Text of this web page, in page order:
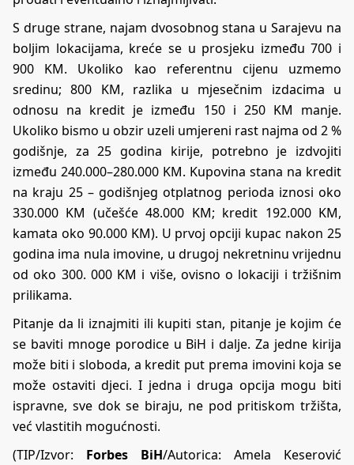
S druge strane, najam dvosobnog stana u Sarajevu na
boljim lokacijama, kreće se u prosjeku između 700 i
900 KM. Ukoliko kao referentnu cijenu uzmemo
sredinu; 800 KM, razlika u mjesečnim izdacima u
odnosu na kredit je između 150 i 250 KM manje.
Ukoliko bismo u obzir uzeli umjereni rast najma od 2 %
godišnje, za 25 godina kirije, potrebno je izdvojiti
između 240.000–280.000 KM. Kupovina stana na kredit
na kraju 25 – godišnjeg otplatnog perioda iznosi oko
330.000 KM (učešće 48.000 KM; kredit 192.000 KM,
kamata oko 90.000 KM). U prvoj opciji kupac nakon 25
godina ima nula imovine, u drugoj nekretninu vrijednu
od oko 300. 000 KM i više, ovisno o lokaciji i tržišnim
prilikama.
Pitanje da li iznajmiti ili kupiti stan, pitanje je kojim će
se baviti mnoge porodice u BiH i dalje. Za jedne kirija
može biti i sloboda, a kredit put prema imovini koja se
može ostaviti djeci. I jedna i druga opcija mogu biti
ispravne, sve dok se biraju, ne pod pritiskom tržišta,
već vlastitih mogućnosti.
(TIP/Izvor: Forbes BiH/Autorica: Amela Keserović